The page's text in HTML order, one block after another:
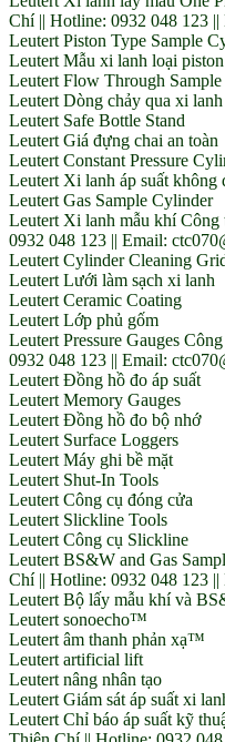
Chí || Hotline: 0932 048 123
Leutert Piston Type Sample
Leutert Mẫu xi lanh loại piston
Leutert Flow Through
Leutert Dòng chảy qua xi lanh
Leutert Safe Bottle Stand
Leutert Giá đựng chai an toàn
Leutert Constant Pressure
Leutert Xi lanh áp suất không
Leutert Gas Sample Cylinder
Leutert Xi lanh mẫu khí
0932 048 123 || Email:
Leutert Cylinder Cleaning
Leutert Lưới làm sạch xi lanh
Leutert Ceramic Coating
Leutert Lớp phủ gốm
Leutert Pressure Gauges
0932 048 123 || Email:
Leutert Đồng hồ đo áp suất
Leutert Memory Gauges
Leutert Đồng hồ đo bộ nhớ
Leutert Surface Loggers
Leutert Máy ghi bề mặt
Leutert Shut-In Tools
Leutert Công cụ đóng cửa
Leutert Slickline Tools
Leutert Công cụ Slickline
Leutert BS&W and Gas
Chí || Hotline: 0932 048 123
Leutert Bộ lấy mẫu khí và
Leutert sonoecho™
Leutert âm thanh phản xạ™
Leutert artificial lift
Leutert nâng nhân tạo
Leutert Giám sát áp suất xi
Leutert Chỉ báo áp suất kỹ